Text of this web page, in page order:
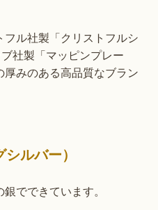
ル社製「クリストフルシ
社製「マッピンプレー
厚みのある高品質なブラン
ルバー）
でできています。